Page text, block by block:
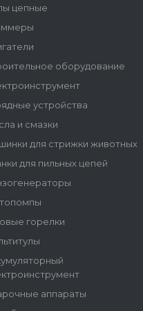
цепные
оборудование
устройства
и смазки
для стрижки животных
для пильных цепей
горелки
аппараты